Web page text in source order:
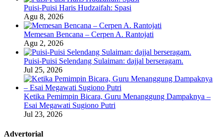
Puisi-Puisi Haris Hudzaifah: Spasi
Agu 8, 2026
Memesan Bencana – Cerpen A. Rantojati
Agu 2, 2026
Puisi-Puisi Selendang Sulaiman: dajjal berseragam.
Jul 25, 2026
Ketika Pemimpin Bicara, Guru Menanggung Dampaknya –
Esai Megawati Sugiono Putri
Jul 23, 2026
Advertorial